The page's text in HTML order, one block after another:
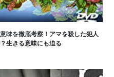
味を徹底考察！アマを殺した犯人
生きる意味にも迫る